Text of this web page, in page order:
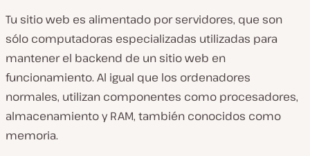
Tu sitio web es alimentado por servidores, que son
sólo computadoras especializadas utilizadas para
mantener el backend de un sitio web en
funcionamiento. Al igual que los ordenadores
normales, utilizan componentes como procesadores,
almacenamiento y RAM, también conocidos como
memoria.